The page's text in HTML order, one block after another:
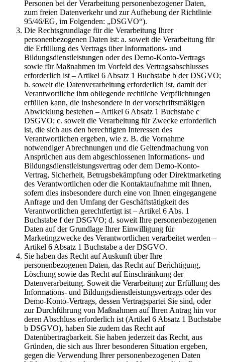
Personen bei der Verarbeitung personenbezogener Daten,
zum freien Datenverkehr und zur Aufhebung der Richtlinie
95/46/EG, im Folgenden: „DSGVO“).
Die Rechtsgrundlage für die Verarbeitung Ihrer
personenbezogenen Daten ist: a. soweit die Verarbeitung für
die Erfüllung des Vertrags über Informations- und
Bildungsdienstleistungen oder des Demo-Konto-Vertrags
sowie für Maßnahmen im Vorfeld des Vertragsabschlusses
erforderlich ist – Artikel 6 Absatz 1 Buchstabe b der DSGVO;
b. soweit die Datenverarbeitung erforderlich ist, damit der
Verantwortliche ihm obliegende rechtliche Verpflichtungen
erfüllen kann, die insbesondere in der vorschriftsmäßigen
Abwicklung bestehen – Artikel 6 Absatz 1 Buchstabe c
DSGVO; c. soweit die Verarbeitung für Zwecke erforderlich
ist, die sich aus den berechtigten Interessen des
Verantwortlichen ergeben, wie z. B. die Vornahme
notwendiger Abrechnungen und die Geltendmachung von
Ansprüchen aus dem abgeschlossenen Informations- und
Bildungsdienstleistungsvertrag oder dem Demo-Konto-
Vertrag, Sicherheit, Betrugsbekämpfung oder Direktmarketing
des Verantwortlichen oder die Kontaktaufnahme mit Ihnen,
sofern dies insbesondere durch eine von Ihnen eingegangene
Anfrage und den Umfang der Geschäftstätigkeit des
Verantwortlichen gerechtfertigt ist – Artikel 6 Abs. 1
Buchstabe f der DSGVO; d. soweit Ihre personenbezogenen
Daten auf der Grundlage Ihrer Einwilligung für
Marketingzwecke des Verantwortlichen verarbeitet werden –
Artikel 6 Absatz 1 Buchstabe a der DSGVO.
Sie haben das Recht auf Auskunft über Ihre
personenbezogenen Daten, das Recht auf Berichtigung,
Löschung sowie das Recht auf Einschränkung der
Datenverarbeitung. Soweit die Verarbeitung zur Erfüllung des
Informations- und Bildungsdienstleistungsvertrags oder des
Demo-Konto-Vertrags, dessen Vertragspartei Sie sind, oder
zur Durchführung von Maßnahmen auf Ihren Antrag hin vor
deren Abschluss erforderlich ist (Artikel 6 Absatz 1 Buchstabe
b DSGVO), haben Sie zudem das Recht auf
Datenübertragbarkeit. Sie haben jederzeit das Recht, aus
Gründen, die sich aus Ihrer besonderen Situation ergeben,
gegen die Verwendung Ihrer personenbezogenen Daten